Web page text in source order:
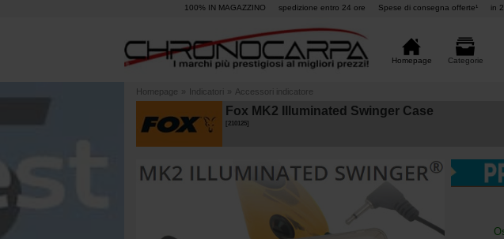
100% IN MAGAZZINO spedizione entro 24 ore Spese di consegna offerte¹ in
Homepage Categorie
Homepage » Indicatori » Accessori indicatore
Fox MK2 Illuminated Swinger Case
210125]